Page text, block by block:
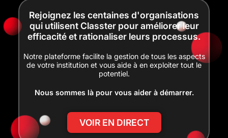
Rejoignez les centaines d'organisations
qui utilisent Classter pour améliorer leur
efficacité et rationaliser leurs processus.
Notre plateforme facilite la gestion de tous les aspects
de votre institution et vous aide à en exploiter tout le
potentiel.
Nous sommes là pour vous aider à démarrer.
VOIR EN DIRECT